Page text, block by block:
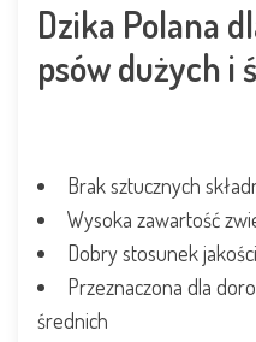
Dzika Polana
psów dużych i
Brak sztucznych
Wysoka zawartość
Dobry stosunek
Przeznaczona dla
średnich